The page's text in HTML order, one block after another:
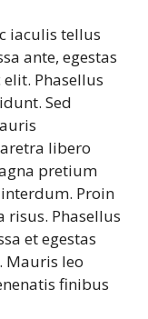
iaculis tellus
ante, egestas
Phasellus
Sed
libero
pretium
Proin
risus. Phasellus
et egestas
Mauris leo
finibus